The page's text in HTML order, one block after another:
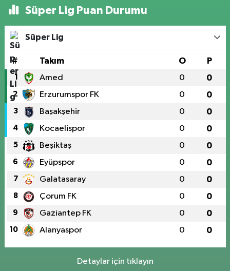
Süper Lig Puan Durumu
Süper Lig
# Takım O P
1 Amed 0 0
2 Erzurumspor FK 0 0
3 Başakşehir 0 0
4 Kocaelispor 0 0
5 Beşiktaş 0 0
6 Eyüpspor 0 0
7 Galatasaray 0 0
8 Çorum FK 0 0
9 Gaziantep FK 0 0
10 Alanyaspor 0 0
Detaylar için tıklayın